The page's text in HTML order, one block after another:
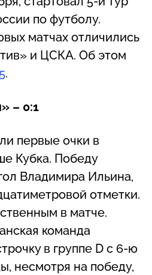
по футболу.
матчах отличились
и ЦСКА. Об этом
.
– 0:1
первые очки в
Кубка. Победу
Владимира Ильина,
отметки.
в матче.
команда
в группе D с 6-ю
несмотря на победу,